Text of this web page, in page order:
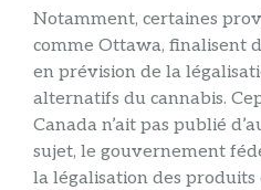
Notamment, certaines
comme Ottawa, finalisent
en prévision de la
alternatifs du cannabis.
Canada n’ait pas publié
sujet, le gouvernement
la légalisation des produits